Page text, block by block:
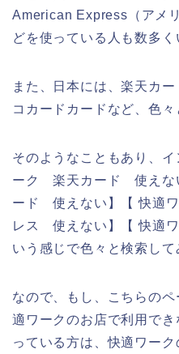
American Express（アメ
どを使っている人も数多く
また、日本には、楽天カ
コカードカードなど、色々
そのようなこともあり、
ーク 楽天カード 使えな
ード 使えない】【 快適
レス 使えない】【 快適
いう感じで色々と検索して
なので、もし、こちらの
適ワークのお店で利用で
っている方は、快適ワー